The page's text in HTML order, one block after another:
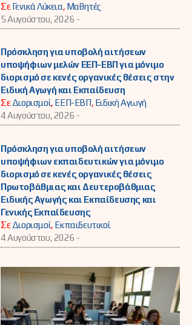
ΣεΓενικά Λύκεια, Μαθητές
5 Αυγούστου, 2026 -
Πρόσκληση για υποβολή αιτήσεων
υποψήφιων μελών ΕΕΠ-ΕΒΠ για μόνιμο
διορισμό σε κενές οργανικές θέσεις στην
Ειδική Αγωγή και Εκπαίδευση
ΣεΔιορισμοί, ΕΕΠ-ΕΒΠ, Ειδική Αγωγή
4 Αυγούστου, 2026 -
Πρόσκληση για υποβολή αιτήσεων
υποψήφιων εκπαιδευτικών για μόνιμο
διορισμό σε κενές οργανικές θέσεις
Πρωτοβάθμιας και Δευτεροβάθμιας
Ειδικής Αγωγής και Εκπαίδευσης και
Γενικής Εκπαίδευσης
ΣεΔιορισμοί, Εκπαιδευτικοί
4 Αυγούστου, 2026 -